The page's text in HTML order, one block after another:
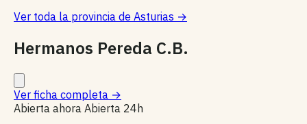
Ver toda la provincia de Asturias →
Hermanos Pereda C.B.
Ver ficha completa →
Abierta ahora Abierta 24h